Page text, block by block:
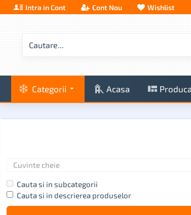
Intra in Cont Cont Nou Wishlist
Categorii Acasa
Cauta si in subcategorii
Cauta si in descrierea produselor